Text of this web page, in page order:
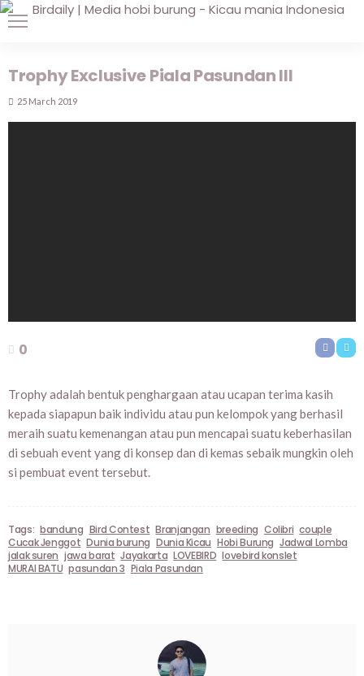
Trophy Exclusive Piala Pasundan III
25 March 2019
0
Trophy adalah bentuk penghargaan atau ucapan terima kasih
kepada siapapun baik individu atau pun kelompok yang berhasil
meraih suatu kemenangan atau pun mencapai suatu keberhasilan
di sebuah event yang di konsep dan di kemas sebaik mungkin oleh
si pembuat event tersebut.
Tags: bandung Bird Contest Branjangan breeding Colibri couple
Cucak Jenggot Dunia burung Dunia Kicau Hobi Burung Jadwal Lomba
jalak suren jawa barat Jayakarta LOVEBIRD lovebird konslet
MURAI BATU pasundan 3 Piala Pasundan